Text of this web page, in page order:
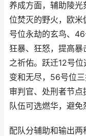
养成方面，辅助陵
位焚灭的野火，欧
号位永劫的玄鸟、
狂暴、狂怒，提高
之祈佑。跃迁12号
变和无尽，56号位
审判官、处刑者节
队伍可选燃华，避免
配队分辅助和输出